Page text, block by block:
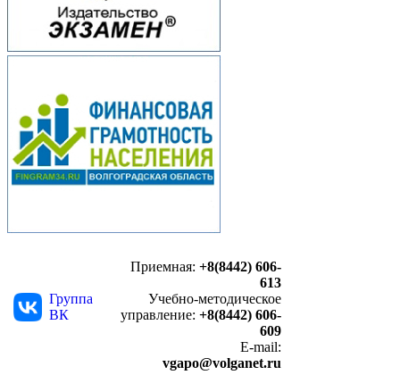
Группа
ВК
Приемная: +8(8442) 606-
613
Учебно-методическое
управление: +8(8442) 606-
609
E-mail:
vgapo@volganet.ru